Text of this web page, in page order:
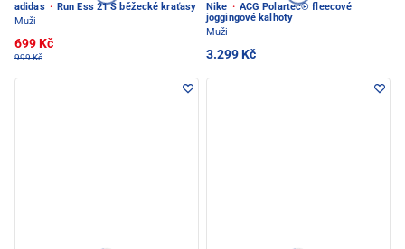
adidas · Run Ess 21 S běžecké kraťasy
Muži
699 Kč
999 Kč
Nike · ACG Polartec® fleecové
joggingové kalhoty
Muži
3.299 Kč